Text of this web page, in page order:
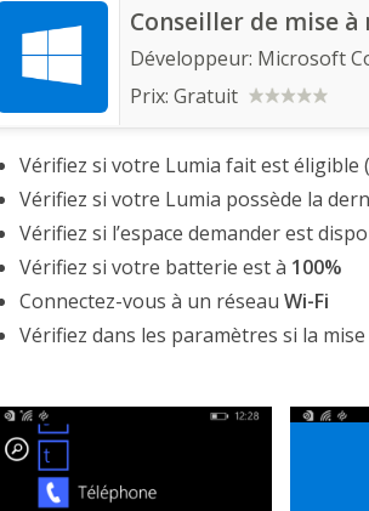
Conseiller de mise à
Développeur: Microsoft
Prix: Gratuit
Vérifiez si votre Lumia fait est éligible (
Vérifiez si votre Lumia possède la
Vérifiez si l’espace demander est
Vérifiez si votre batterie est à 100%
Connectez-vous à un réseau Wi-Fi
Vérifiez dans les paramètres si la